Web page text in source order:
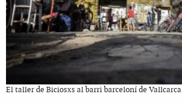
El taller de Biciosxs al barri barceloní de Vallcarca